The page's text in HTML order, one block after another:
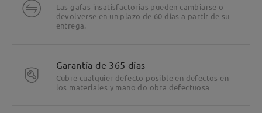
Las gafas insatisfactorias pueden cambiarse o
devolverse en un plazo de 60 días a partir de su
entrega.
Garantía de 365 días
Cubre cualquier defecto posible en defectos en
los materiales y mano do obra defectuosa